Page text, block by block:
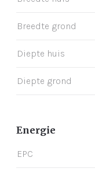
Breedte grond
Diepte huis
Diepte grond
Energie
EPC